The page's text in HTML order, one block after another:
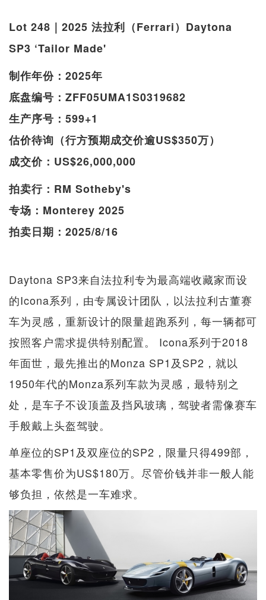
Lot 248｜2025 法拉利（Ferrari）Daytona
SP3 ‘Tailor Made'
制作年份：2025年
底盘编号：ZFF05UMA1S0319682
生产序号：599+1
估价待询（行方预期成交价逾US$350万）
成交价：US$26,000,000
拍卖行：RM Sotheby's
专场：Monterey 2025
拍卖日期：2025/8/16
Daytona SP3来自法拉利专为最高端收藏家而设
的Icona系列，由专属设计团队，以法拉利古董赛
车为灵感，重新设计的限量超跑系列，每一辆都可
按照客户需求提供特别配置。 Icona系列于2018
年面世，最先推出的Monza SP1及SP2，就以
1950年代的Monza系列车款为灵感，最特别之
处，是车子不设顶盖及挡风玻璃，驾驶者需像赛车
手般戴上头盔驾驶。
单座位的SP1及双座位的SP2，限量只得499部，
基本零售价为US$180万。尽管价钱并非一般人能
够负担，依然是一车难求。